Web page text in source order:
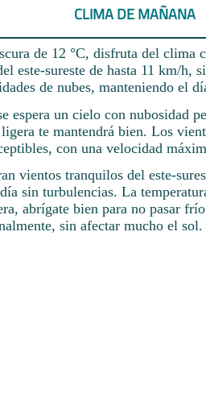
CLIMA DE MAÑANA
de 12 °C, disfruta del clima
este-sureste de hasta 11 km/h,
de nubes, manteniendo el
espera un cielo con nubosidad
te mantendrá bien. Los
con una velocidad
vientos tranquilos del este-
sin turbulencias. La
abrígate bien para no pasar
sin afectar mucho el sol.